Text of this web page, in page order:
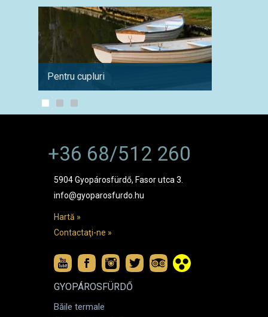
Pentru cupluri
+36 68/512 260
5904 Gyopárosfürdő, Fasor utca 3.
info@gyoparosfurdo.hu
Hartă »
Contactaţi-ne »
GYOPÁROSFÜRDŐ
Băile termale